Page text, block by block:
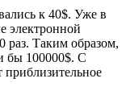
к 40$. Уже в
электронной
раз. Таким образом,
бы 100000$. С